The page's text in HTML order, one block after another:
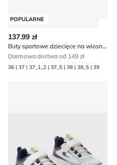
POPULARNE
137.99 zł
Buty sportowe dziecięce na wiosnę Puma
Darmowa dostwa od 149 zł
36 | 37 | 37_1_2 | 37_5 | 38 | 38_5 | 39